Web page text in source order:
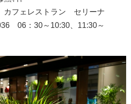
カフェレストラン セリーナ
06：30～10:30、11:30～